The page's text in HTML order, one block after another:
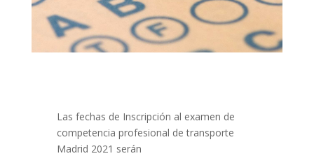
Las fechas de Inscripción al examen de
competencia profesional de transporte
Madrid 2021 serán